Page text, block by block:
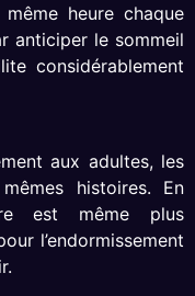
heure chaque
anticiper le sommeil
considérablement
aux adultes, les
histoires. En
est même plus
l’endormissement